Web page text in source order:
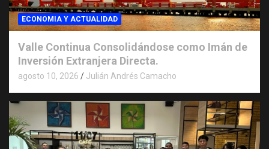
ECONOMIA Y ACTUALIDAD
Valle Continua Consolidándose como Imán de
Inversión Extranjera Directa.
agosto 10, 2026 Julián Andrés Camacho